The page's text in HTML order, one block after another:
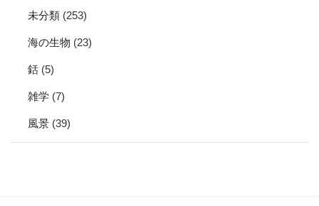
未分類 (253)
海の生物 (23)
銛 (5)
雑学 (7)
風景 (39)